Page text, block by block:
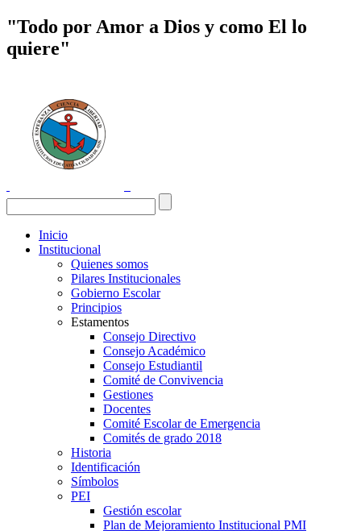
"Todo por Amor a Dios y como El lo
quiere"
Inicio
Institucional
Quienes somos
Pilares Institucionales
Gobierno Escolar
Principios
Estamentos
Consejo Directivo
Consejo Académico
Consejo Estudiantil
Comité de Convivencia
Gestiones
Docentes
Comité Escolar de Emergencia
Comités de grado 2018
Historia
Identificación
Símbolos
PEI
Gestión escolar
Plan de Mejoramiento Institucional PMI